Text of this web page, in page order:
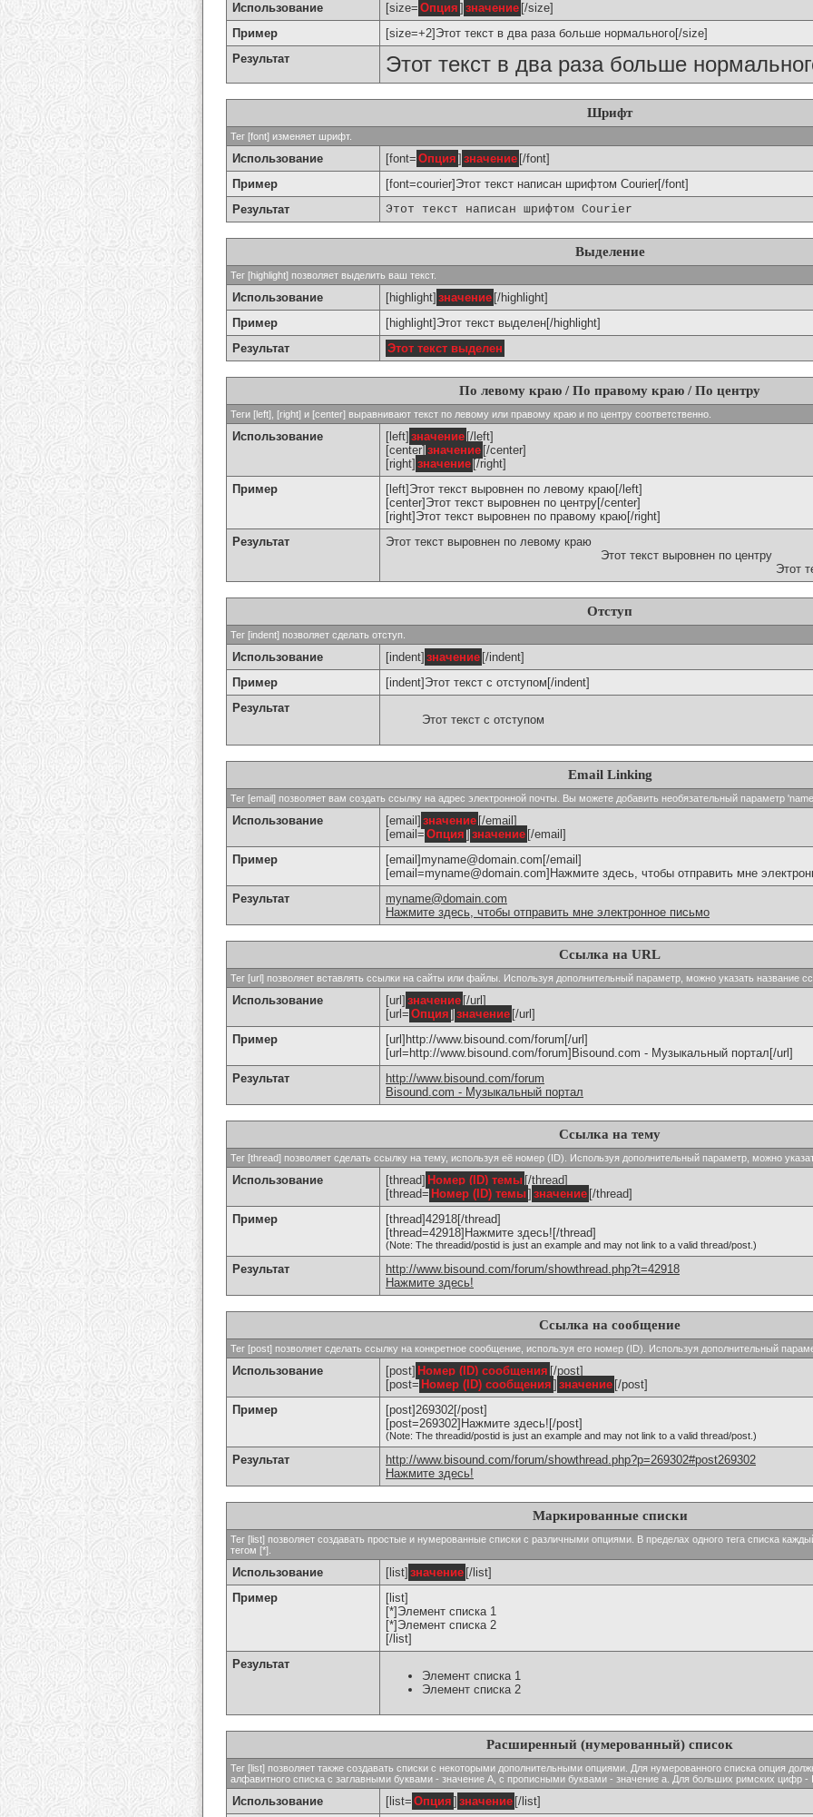
Использование [size= Опция ] значение [/size]
Пример
[size=+2]Этот текст в два раза больше нормального[/size]
Результат
Этот текст в два раза больше
Шрифт
Тег [font] изменяет шрифт.
Использование [font= Опция ] значение [/font]
Пример
[font=courier]Этот текст написан шрифтом Courier[/font]
Результат
Этот текст написан шрифтом Courier
Выделение
Тег [highlight] позволяет выделить ваш текст.
Использование [highlight] значение [/highlight]
Пример
[highlight]Этот текст выделен[/highlight]
Результат
Этот текст выделен
По левому краю / По правому краю / По центру
Теги [left], [right] и [center] выравнивают текст по левому или правому краю и по центру соответственно.
Использование [left] значение [/left]
[center] значение [/center]
[right] значение [/right]
Пример
[left]Этот текст выровнен по левому краю[/left]
[center]Этот текст выровнен по центру[/center]
[right]Этот текст выровнен по правому краю[/right]
Результат
Этот текст выровнен по левому краю
Этот текст выровнен по центру
Этот
Отступ
Тег [indent] позволяет сделать отступ.
Использование [indent] значение [/indent]
Пример
[indent]Этот текст с отступом[/indent]
Результат
Этот текст с отступом
Email Linking
Тег [email] позволяет вам создать ссылку на адрес электронной почты. Вы можете добавить необязательный параметр
Использование [email] значение [/email]
[email= Опция ] значение [/email]
Пример
[email]myname@domain.com[/email]
[email=myname@domain.com]Нажмите здесь, чтобы отправить мне
Результат
myname@domain.com
Нажмите здесь, чтобы отправить мне электронное письмо
Ссылка на URL
Тег [url] позволяет вставлять ссылки на сайты или файлы. Используя дополнительный параметр, можно указать название
Использование [url] значение [/url]
[url= Опция ] значение [/url]
Пример
[url]http://www.bisound.com/forum[/url]
[url=http://www.bisound.com/forum]Bisound.com - Музыкальный портал[/url]
Результат
http://www.bisound.com/forum
Bisound.com - Музыкальный портал
Ссылка на тему
Тег [thread] позволяет сделать ссылку на тему, используя её номер (ID). Используя дополнительный параметр, можно
Использование [thread] Номер (ID) темы [/thread]
[thread= Номер (ID) темы] значение [/thread]
Пример
[thread]42918[/thread]
[thread=42918]Нажмите здесь![/thread]
(Note: The threadid/postid is just an example and may not link to a valid thread/post.)
Результат
http://www.bisound.com/forum/showthread.php?t=42918
Нажмите здесь!
Ссылка на сообщение
Тег [post] позволяет сделать ссылку на конкретное сообщение, используя его номер (ID). Используя дополнительный
Использование [post] Номер (ID) сообщения [/post]
[post= Номер (ID) сообщения ] значение [/post]
Пример
[post]269302[/post]
[post=269302]Нажмите здесь![/post]
(Note: The threadid/postid is just an example and may not link to a valid thread/post.)
Результат
http://www.bisound.com/forum/showthread.php?p=269302#post269302
Нажмите здесь!
Маркированные списки
Тег [list] позволяет создавать простые и нумерованные списки с различными опциями. В пределах одного тега списка
тегом [*].
Использование [list] значение [/list]
Пример
[list]
[*]Элемент списка 1
[*]Элемент списка 2
[/list]
Результат
Элемент списка 1
Элемент списка 2
Расширенный (нумерованный) список
Тег [list] позволяет также создавать списки с некоторыми дополнительными опциями. Для нумерованного списка опция
алфавитного списка с заглавными буквами - значение A, с прописными буквами - значение а. Для больших римских цифр -
Использование [list= Опция ] значение [/list]